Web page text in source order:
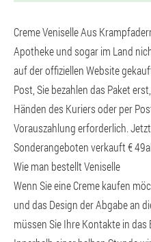
Creme Veniselle Aus
Apotheke und sogar im Land
auf der offiziellen Website
Post, Sie bezahlen das Paket
Händen des Kuriers oder per
Vorauszahlung erforderlich.
Sonderangeboten verkauft €
Wie man bestellt Veniselle
Wenn Sie eine Creme kaufen
und das Design der Abgabe an
müssen Sie Ihre Kontakte in